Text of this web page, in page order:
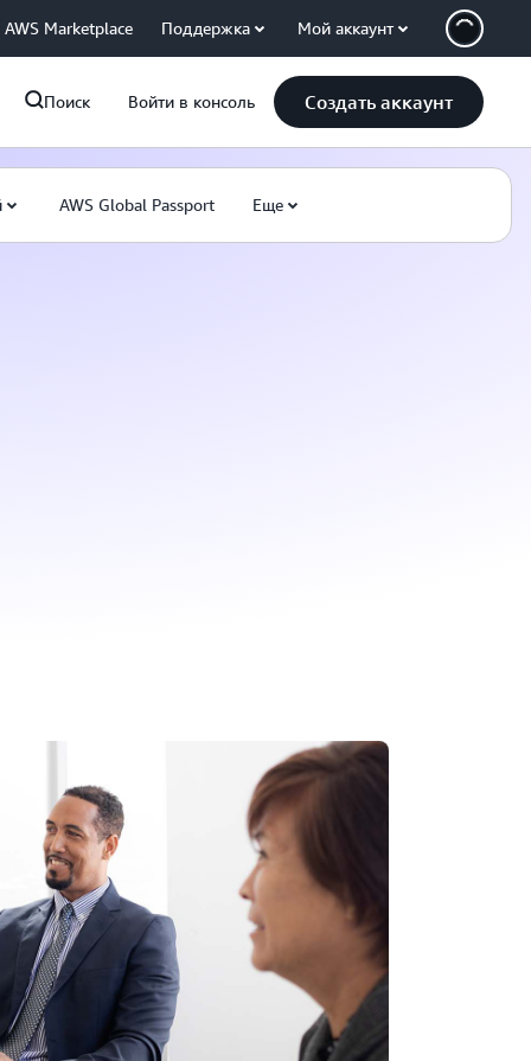
AWS Marketplace Поддержка Мой аккаунт
Поиск Войти в консоль Создать аккаунт
AWS Global Passport Еще